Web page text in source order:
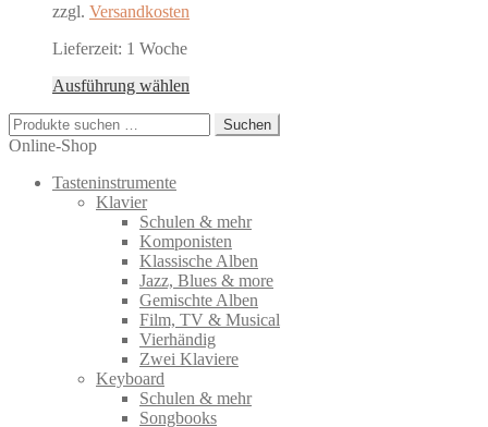
gewählt
zzgl. Versandkosten
Lieferzeit: 1 Woche
Ausführung wählen
weist
Optionen
können
auf
der
Produktseite
gewählt
werden
Suchen
nach:
Suchen
Online-Shop
Tasteninstrumente
Klavier
Schulen & mehr
Komponisten
Klassische Alben
Jazz, Blues & more
Gemischte Alben
Film, TV & Musical
Vierhändig
Zwei Klaviere
Keyboard
Schulen & mehr
Songbooks